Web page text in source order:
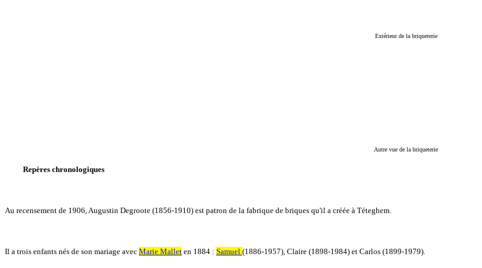
Extérieur de la briqueterie
Autre vue de la briqueterie
Repères chronologiques
Au recensement de 1906, Augustin Degroote (1856-1910) est patron de la fabrique de briques qu'il a créée à Téteghem.
Il a trois enfants nés de son mariage avec Marie Mallet en 1884 : Samuel (1886-1957), Claire (1898-1984) et Carlos (1899-1979).